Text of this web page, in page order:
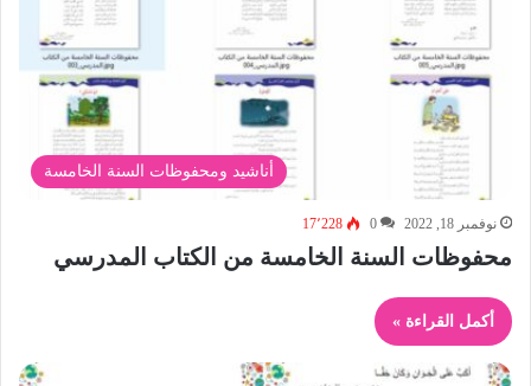
أناشيد ومحفوظات السنة الخامسة
نوفمبر 18, 2022 0 17٬228
محفوظات السنة الخامسة من الكتاب المدرسي
أكمل القراءة »